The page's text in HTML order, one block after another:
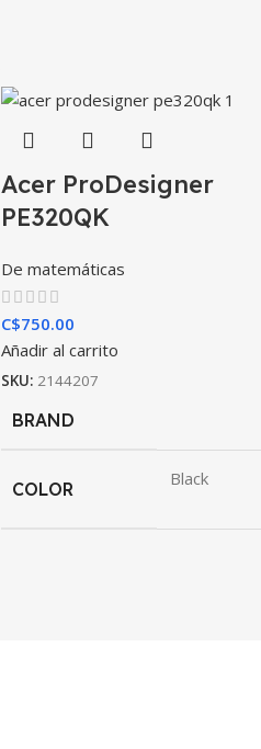
Acer ProDesigner
PE320QK
De matemáticas
C$750.00
Añadir al carrito
SKU: 2144207
BRAND
COLOR Black